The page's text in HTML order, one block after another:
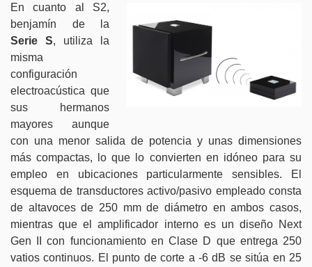
En cuanto al S2,
benjamín de la
Serie S, utiliza la
misma
configuración
electroacústica que
sus hermanos
mayores aunque
con una menor salida de potencia y unas dimensiones
más compactas, lo que lo convierten en idóneo para su
empleo en ubicaciones particularmente sensibles. El
esquema de transductores activo/pasivo empleado consta
de altavoces de 250 mm de diámetro en ambos casos,
mientras que el amplificador interno es un diseño Next
Gen II con funcionamiento en Clase D que entrega 250
vatios continuos. El punto de corte a -6 dB se sitúa en 25